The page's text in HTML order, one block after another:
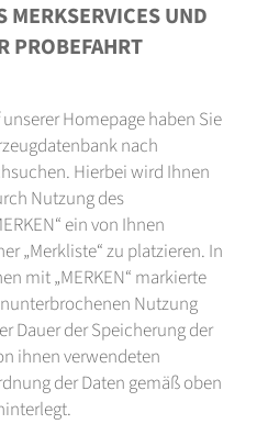
MERKSERVICES UND
PROBEFAHRT
Homepage haben Sie
nach
Hierbei wird Ihnen
Nutzung des
ein von Ihnen
„Merkliste“ zu platzieren. In
mit „MERKEN“ markierte
Nutzung
Dauer der Speicherung der
ihnen verwendeten
der Daten gemäß oben